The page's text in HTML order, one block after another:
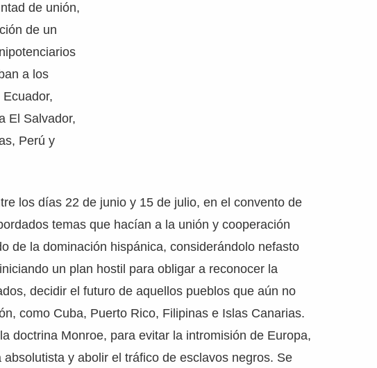
de unión,
de un
a los
El Salvador,
Perú y
los días 22 de junio y 15 de julio, en el convento de
temas que hacían a la unión y cooperación
de la dominación hispánica, considerándolo nefasto
un plan hostil para obligar a reconocer la
decidir el futuro de aquellos pueblos que aún no
como Cuba, Puerto Rico, Filipinas e Islas Canarias.
doctrina Monroe, para evitar la intromisión de Europa,
y abolir el tráfico de esclavos negros. Se